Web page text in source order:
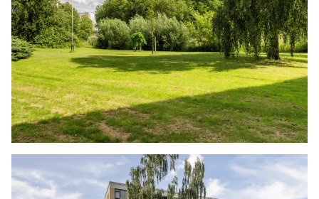
van de meting. Indien de exacte maten voor een
koper van cruciaal belang zijn, adviseren wij
deze zelf na te meten. De (kandidaat)koper(s)
zullen, indien gewenst, daartoe in de
gelegenheid gesteld worden op een passend
moment teneinde teleurstellingen en schade te
voorkomen.
Ouderdomsclausule
Bij woningen ouder dan 30 jaar zal er standaard
in de koopakte een ouderdomsclausule worden